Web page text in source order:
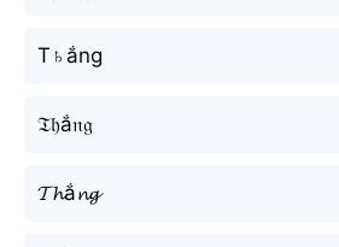
T♄ắng
𝔗𝔥ắ𝔫𝔤
𝓣𝓱ắ𝓷𝓰